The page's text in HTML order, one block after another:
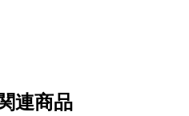
連商品